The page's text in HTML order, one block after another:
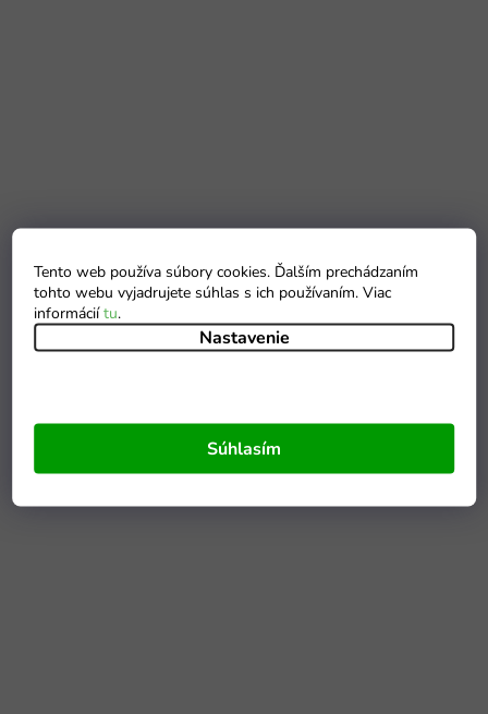
Tento web používa súbory cookies. Ďalším prechádzaním
tohto webu vyjadrujete súhlas s ich používaním. Viac
informáciítu.
Nastavenie
Súhlasím